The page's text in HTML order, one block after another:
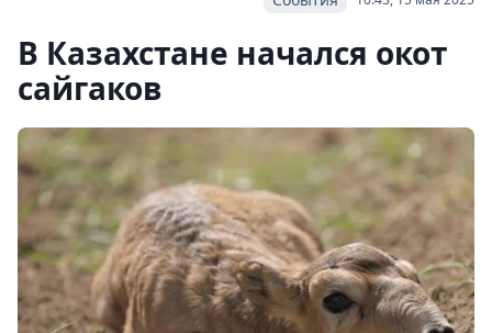
В Казахстане начался окот
сайгаков